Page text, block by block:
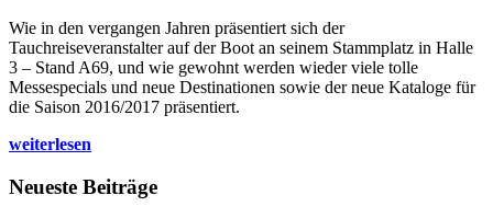
Wie in den vergangen Jahren präsentiert sich der
Tauchreiseveranstalter auf der Boot an seinem Stammplatz in Halle
3 – Stand A69, und wie gewohnt werden wieder viele tolle
Messespecials und neue Destinationen sowie der neue Kataloge für
die Saison 2016/2017 präsentiert.
weiterlesen
Neueste Beiträge